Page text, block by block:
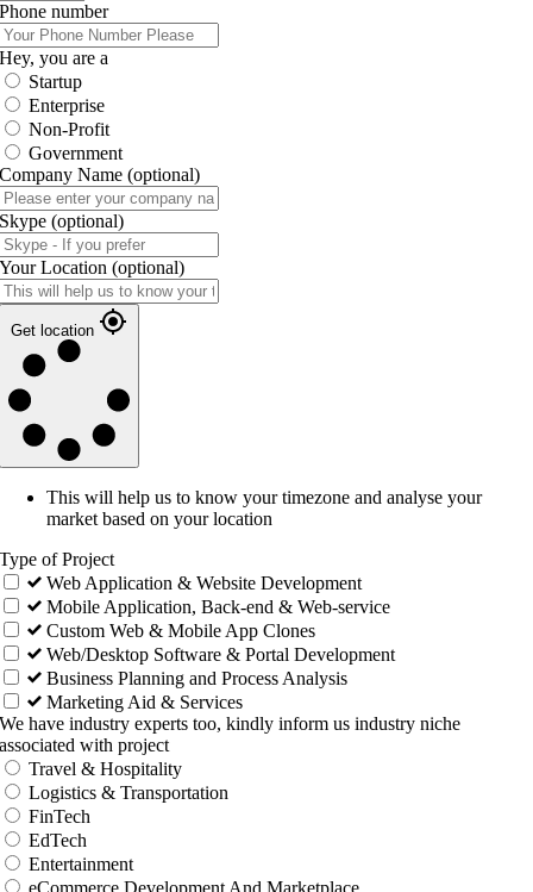
Phone number
Hey, you are a
Startup
Enterprise
Non-Profit
Government
Company Name (optional)
Skype (optional)
Your Location (optional)
Get location
This will help us to know your timezone and analyse your
market based on your location
Type of Project
Web Application & Website Development
Mobile Application, Back-end & Web-service
Custom Web & Mobile App Clones
Web/Desktop Software & Portal Development
Business Planning and Process Analysis
Marketing Aid & Services
We have industry experts too, kindly inform us industry niche
associated with project
Travel & Hospitality
Logistics & Transportation
FinTech
EdTech
Entertainment